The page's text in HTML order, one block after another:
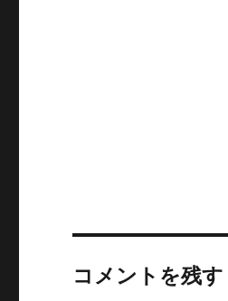
コメントを残す